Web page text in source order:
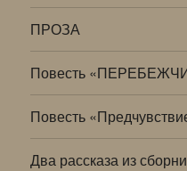
ПРОЗА
Повесть
Повесть
Два рассказа из